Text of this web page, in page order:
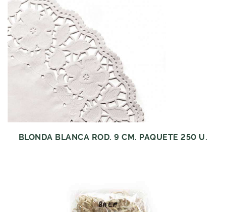
BLONDA BLANCA ROD. 9 CM. PAQUETE 250 U.